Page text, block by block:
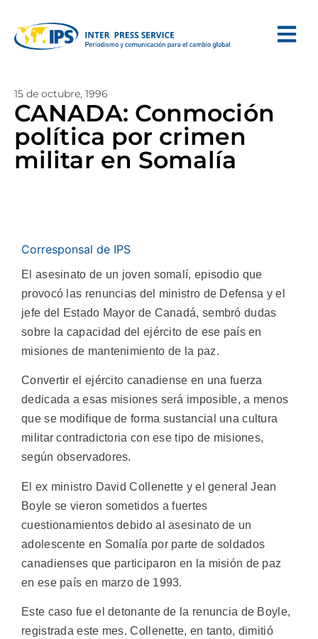
15 de octubre, 1996
CANADA: Conmoción
política por crimen
militar en Somalía
Corresponsal de IPS
El asesinato de un joven somalí, episodio que
provocó las renuncias del ministro de Defensa y el
jefe del Estado Mayor de Canadá, sembró dudas
sobre la capacidad del ejército de ese país en
misiones de mantenimiento de la paz.
Convertir el ejército canadiense en una fuerza
dedicada a esas misiones será imposible, a menos
que se modifique de forma sustancial una cultura
militar contradictoria con ese tipo de misiones,
según observadores.
El ex ministro David Collenette y el general Jean
Boyle se vieron sometidos a fuertes
cuestionamientos debido al asesinato de un
adolescente en Somalía por parte de soldados
canadienses que participaron en la misión de paz
en ese país en marzo de 1993.
Este caso fue el detonante de la renuncia de Boyle,
registrada este mes. Collenette, en tanto, dimitió